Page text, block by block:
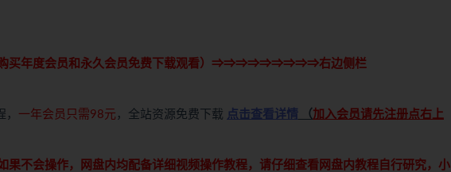
买年度会员和永久会员免费下载观看）⇒⇒⇒⇒⇒⇒⇒⇒⇒右边侧栏
一年会员只需98元 ，全站资源免费下载 点击查看详情 （加入会员请先注册点右上
果不会操作，网盘内均配备详细视频操作教程，请仔细查看网盘内教程自行研究，小